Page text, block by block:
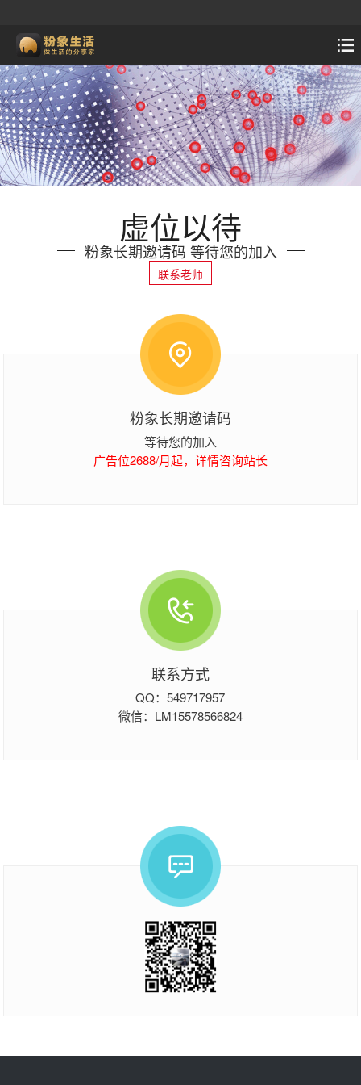
虚位以待
粉象长期邀请码 等待您的加入
联系老师
粉象长期邀请码
等待您的加入
广告位2688/月起，详情咨询站长
联系方式
QQ：549717957
微信：LM15578566824